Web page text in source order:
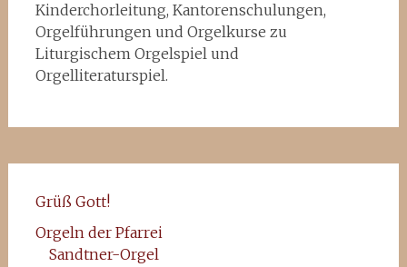
Kinderchorleitung, Kantorenschulungen,
Orgelführungen und Orgelkurse zu
Liturgischem Orgelspiel und
Orgelliteraturspiel.
Grüß Gott!
Orgeln der Pfarrei
Sandtner-Orgel